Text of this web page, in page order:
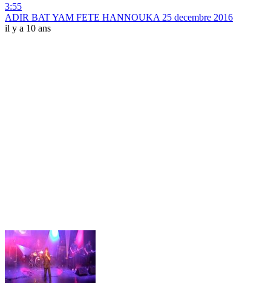
3:55
ADIR BAT YAM FETE HANNOUKA 25 decembre 2016
il y a 10 ans